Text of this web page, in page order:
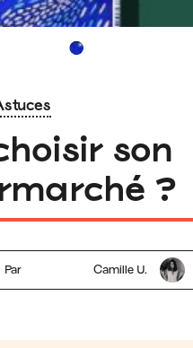
son
?
Par Camille U.